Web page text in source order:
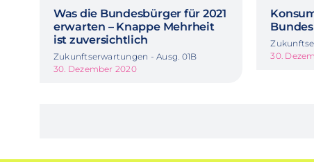
Was die Bundesbürger für 2021
erwarten – Knappe Mehrheit
ist zuversichtlich
Zukunftserwartungen - Ausg. 01B
30. Dezember 2020
30.